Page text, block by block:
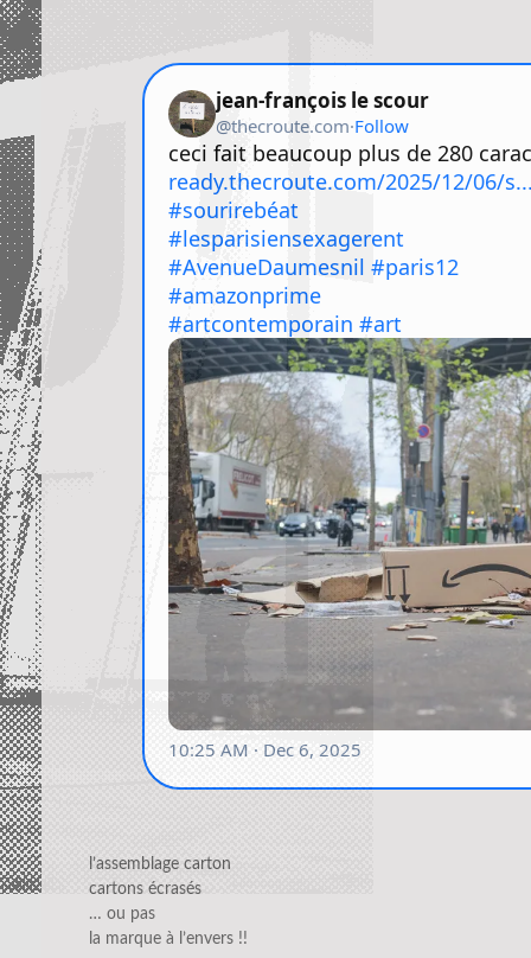
l’assemblage carton
cartons écrasés
… ou pas
la marque à l’envers !!